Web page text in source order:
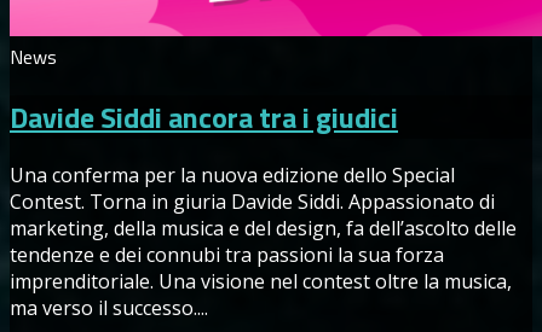
News
Davide Siddi ancora tra i giudici
Una conferma per la nuova edizione dello Special
Contest. Torna in giuria Davide Siddi. Appassionato di
marketing, della musica e del design, fa dell’ascolto delle
tendenze e dei connubi tra passioni la sua forza
imprenditoriale. Una visione nel contest oltre la musica,
ma verso il successo....